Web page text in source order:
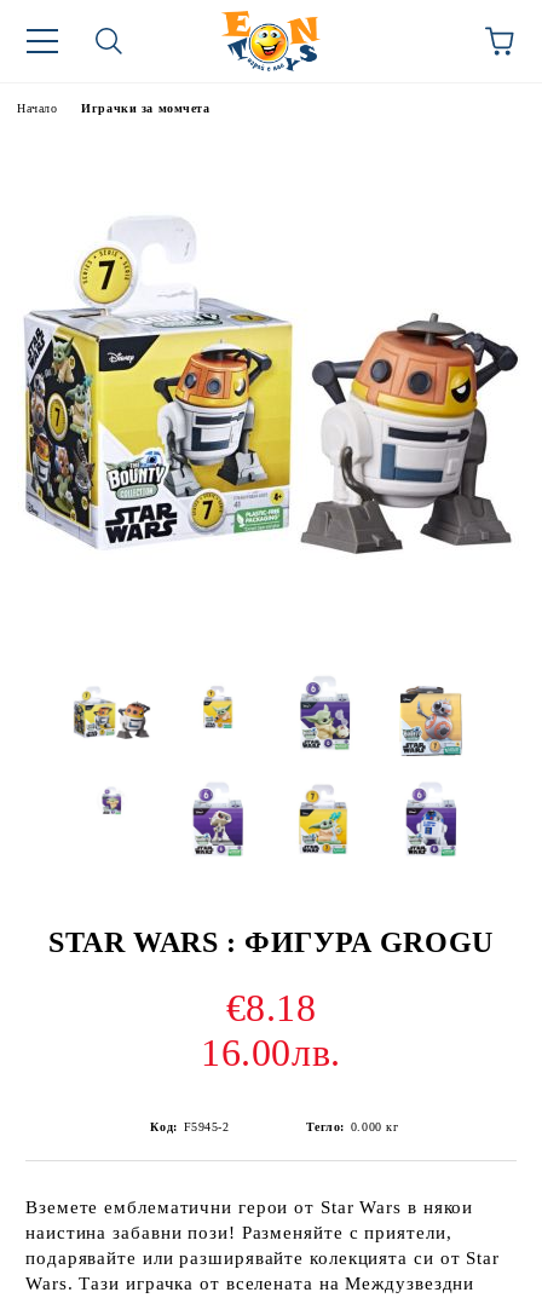
Начало Играчки за момчета
STAR WARS : ФИГУРА GROGU
€8.18
16.00лв.
Код: F5945-2 Тегло: 0.000 кг
Вземете емблематични герои от Star Wars в някои
наистина забавни пози! Разменяйте с приятели,
подарявайте или разширявайте колекцията си от Star
Wars. Тази играчка от вселената на Междузвездни